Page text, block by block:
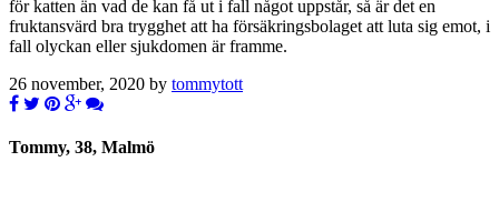
för katten än vad de kan få ut i fall något uppstår, så är det en
fruktansvärd bra trygghet att ha försäkringsbolaget att luta sig emot, i
fall olyckan eller sjukdomen är framme.
26 november, 2020 by tommytott
Tommy, 38, Malmö